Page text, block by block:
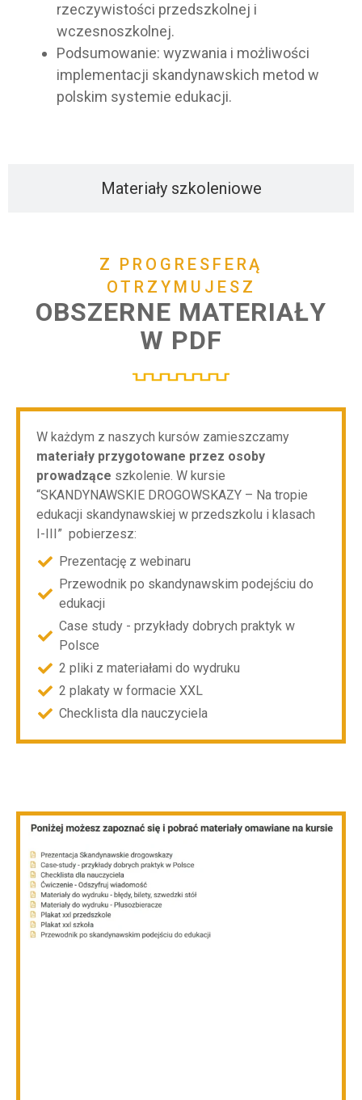
Materiały szkoleniowe
rzeczywistości przedszkolnej i
wczesnoszkolnej.
Podsumowanie: wyzwania i możliwości
implementacji skandynawskich metod w
polskim systemie edukacji.
Z PROGRESFERĄ
OTRZYMUJESZ
OBSZERNE MATERIAŁY
W PDF
W każdym z naszych kursów zamieszczamy
materiały przygotowane przez osoby
prowadzące szkolenie. W kursie
“SKANDYNAWSKIE DROGOWSKAZY – Na tropie
edukacji skandynawskiej w przedszkolu i klasach
I-III” pobierzesz:
Prezentację z webinaru
Przewodnik po skandynawskim podejściu do
edukacji
Case study - przykłady dobrych praktyk w
Polsce
2 pliki z materiałami do wydruku
2 plakaty w formacie XXL
Checklista dla nauczyciela